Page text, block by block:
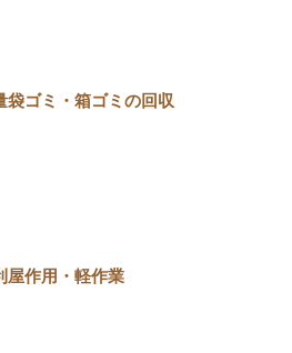
袋ゴミ・箱ゴミの回収
屋作用・軽作業